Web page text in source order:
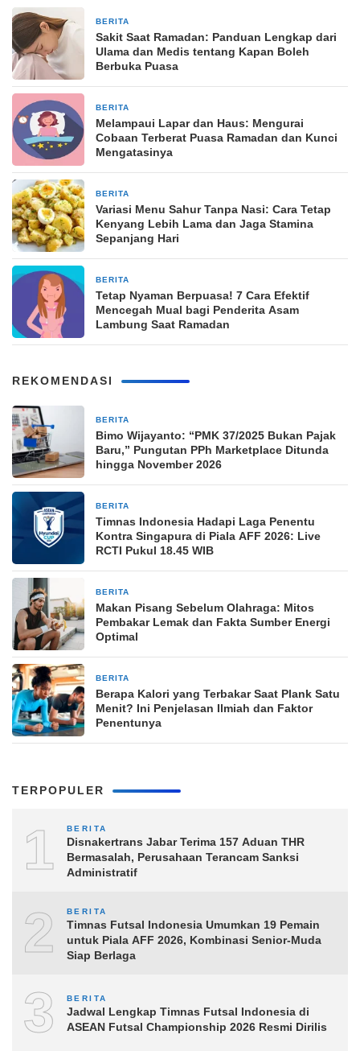
BERITA
Sakit Saat Ramadan: Panduan Lengkap dari
Ulama dan Medis tentang Kapan Boleh
Berbuka Puasa
BERITA
Melampaui Lapar dan Haus: Mengurai
Cobaan Terberat Puasa Ramadan dan Kunci
Mengatasinya
BERITA
Variasi Menu Sahur Tanpa Nasi: Cara Tetap
Kenyang Lebih Lama dan Jaga Stamina
Sepanjang Hari
BERITA
Tetap Nyaman Berpuasa! 7 Cara Efektif
Mencegah Mual bagi Penderita Asam
Lambung Saat Ramadan
REKOMENDASI
BERITA
Bimo Wijayanto: “PMK 37/2025 Bukan Pajak
Baru,” Pungutan PPh Marketplace Ditunda
hingga November 2026
BERITA
Timnas Indonesia Hadapi Laga Penentu
Kontra Singapura di Piala AFF 2026: Live
RCTI Pukul 18.45 WIB
BERITA
Makan Pisang Sebelum Olahraga: Mitos
Pembakar Lemak dan Fakta Sumber Energi
Optimal
BERITA
Berapa Kalori yang Terbakar Saat Plank Satu
Menit? Ini Penjelasan Ilmiah dan Faktor
Penentunya
TERPOPULER
1 BERITA
Disnakertrans Jabar Terima 157 Aduan THR
Bermasalah, Perusahaan Terancam Sanksi
Administratif
2 BERITA
Timnas Futsal Indonesia Umumkan 19 Pemain
untuk Piala AFF 2026, Kombinasi Senior-Muda
Siap Berlaga
3 BERITA
Jadwal Lengkap Timnas Futsal Indonesia di
ASEAN Futsal Championship 2026 Resmi Dirilis